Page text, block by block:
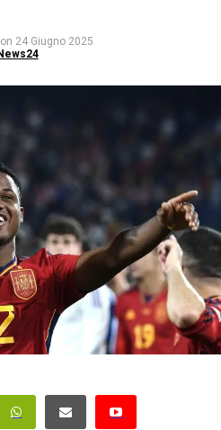
on 24 Giugno 2025